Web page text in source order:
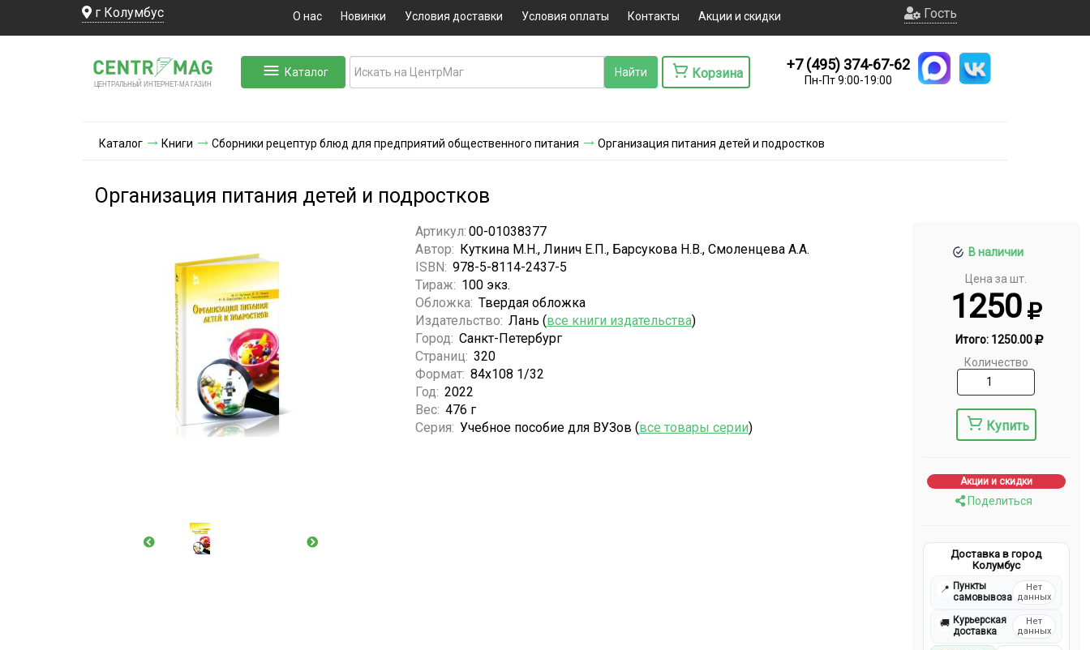
г Колумбус О нас Новинки Условия доставки Условия оплаты Контакты Акции и скидки Гость
ЦЕНТРАЛЬНЫЙ ИНТЕРНЕТ-МА ГАЗИН
Каталог Корзина
+7 (495) 374-67-62
Пн-Пт 9:00-19:00
Каталог Книги Сборники рецептур блюд для предприятий общественного питания Организация питания детей и подростков
Организация питания детей и подростков
В наличии
Цена за шт.
1250
Итого: 1250.00
Количество
Купить
Акции и скидки
Поделиться
Доставка в город
Колумбус
📍 Пункты
самовывоза
Нет
данных
🚚 Курьерская
доставка
Нет
данных
Артикул: 00-01038377
Автор: Куткина М.Н., Линич Е.П., Барсукова Н.В., Смоленцева А.А.
ISBN: 978-5-8114-2437-5
Тираж: 100 экз.
Обложка: Твердая обложка
Издательство: Лань (все книги издательства)
Город: Санкт-Петербург
Страниц: 320
Формат: 84x108 1/32
Год: 2022
Вес: 476 г
Серия: Учебное пособие для ВУЗов (все товары серии)